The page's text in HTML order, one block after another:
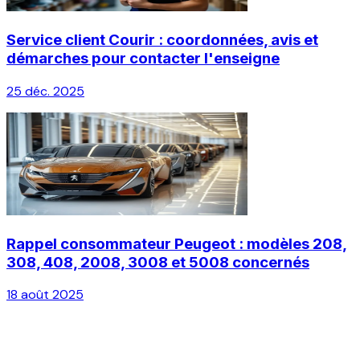
Service client Courir : coordonnées, avis et
démarches pour contacter l'enseigne
25 déc. 2025
Rappel consommateur Peugeot : modèles 208,
308, 408, 2008, 3008 et 5008 concernés
18 août 2025